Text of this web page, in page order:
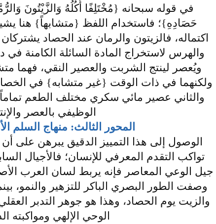
في قوله سبحانه {مُخْتَلِفًا أُكُلُهُ وَالزَّيْتُونَ
حَصَادِهِ}؛ فاستخدام اللفظ {متشابهاً} هنا
اكتماله، فالزيتون والرمان عند الحصاد
والهرس لاستخراج المادة السائلة الكامنة
ويُعصر لينتج الشربت والعصير النقي، فهما
ولكنهما في ذات الوقت {غير متشابه} في
والثاني عصير مائي سكري مختلف الطعم
الوظيفي بالعصر
المحور الثالث: منهاج السلم
الوصول إلى هذا التمييز الدقيق يبرهن على
تواكب التقدم المعرفي للإنسان؛ فالأجيال
جيل الوعي المعاصر فإنه يربط لسان العرب
وصفت الطور البصري الباكر للتزهير والنمو،
والزيت يوم الحصاد، وهذا هو جوهر التدبر
الوحي الإلهي ومواكبته